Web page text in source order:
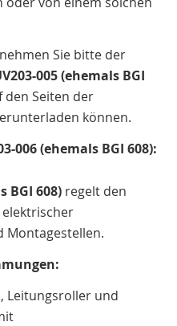
Sie bitte der
005 (ehemals BGI
den Seiten der
können.
006 (ehemals BGI 608):
BGI 608) regelt den
Montagestellen.
Leitungsroller und